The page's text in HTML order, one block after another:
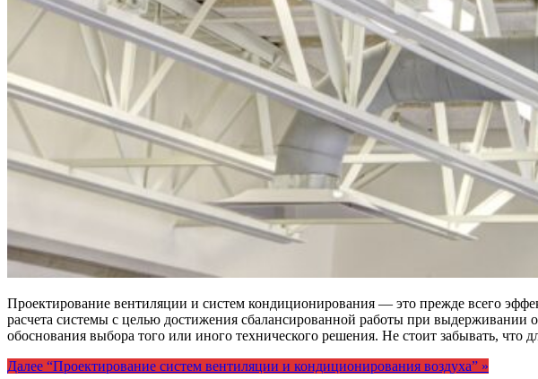
Проектирование вентиляции и систем кондиционирования — это прежде всего
расчета системы с целью достижения сбалансированной работы при выдерживании
обоснования выбора того или иного технического решения. Не стоит забывать,
Далее “Проектирование систем вентиляции и кондиционирования воздуха” »